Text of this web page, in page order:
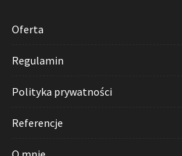
Oferta
Regulamin
Polityka prywatności
Referencje